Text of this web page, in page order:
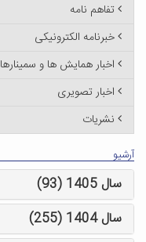
تفاهم نامه
خبرنامه الکترونیکی
اخبار همایش ها و سمینارها
اخبار تصویری
نشریات
آرشیو
سال 1405 (93)
سال 1404 (255)